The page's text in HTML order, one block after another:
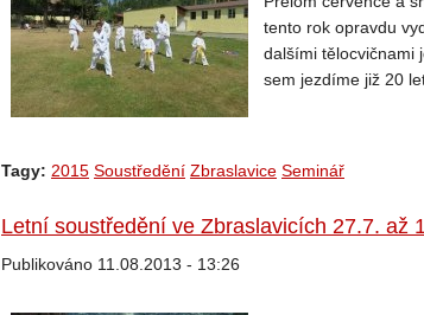
tento rok opravdu
dalšími tělocvičnami
sem jezdíme již 20
Tagy: 2015 Soustředění Zbraslavice Seminář
Letní soustředění ve Zbraslavicích 27.7. až
Publikováno 11.08.2013 - 13:26